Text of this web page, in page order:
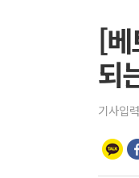
[
되
기사입